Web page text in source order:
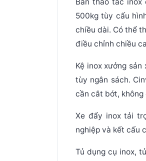
500kg tùy cấu
chiều dài. Có thể
điều chỉnh chiều
Kệ inox xưởng sản
tùy ngân sách.
cần cắt bớt, không
Xe đẩy inox tải
nghiệp và kết cấu
Tủ dụng cụ inox,